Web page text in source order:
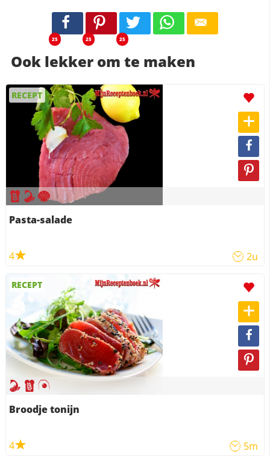
25 25 25
Ook lekker om te maken
RECEPT
Pasta-salade
4 2u
RECEPT
Broodje tonijn
4 5m